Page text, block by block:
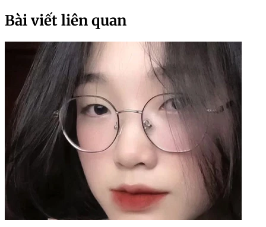
Bài viết liên quan